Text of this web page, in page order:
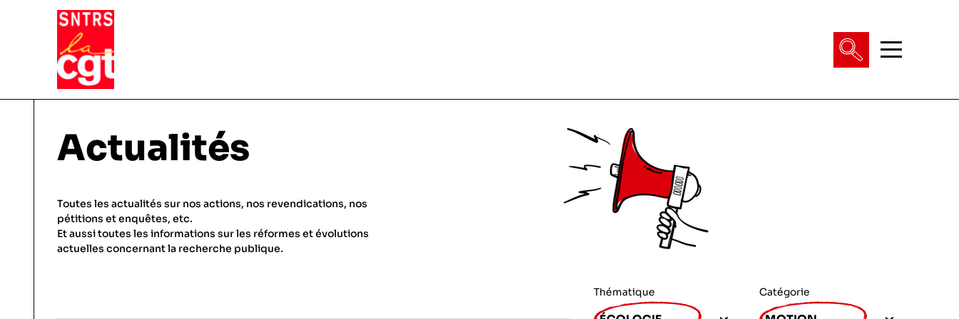
VIE DU SYNDICAT
Pourquoi et comment Adhérer
Notre fonctionnement
THÉMATIQUES
Conditions de travail
Actualités
Toutes les actualités sur nos actions, nos revendications, nos
pétitions et enquêtes, etc.
Et aussi toutes les informations sur les réformes et évolutions
actuelles concernant la recherche publique.
Thématique Catégorie